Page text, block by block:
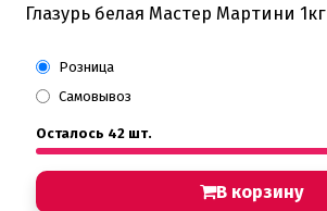
Глазурь белая Мастер Мартини 1кг
Розница
Самовывоз
Осталось 42 шт.
В корзину